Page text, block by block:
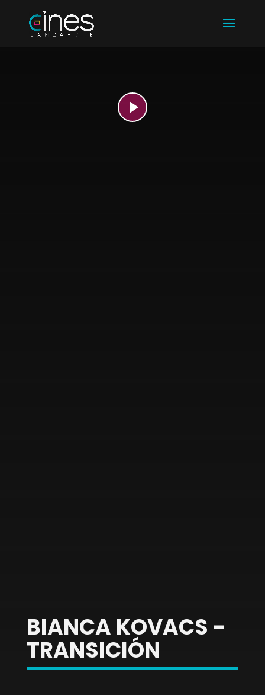
BIANCA KOVACS -
TRANSICIÓN